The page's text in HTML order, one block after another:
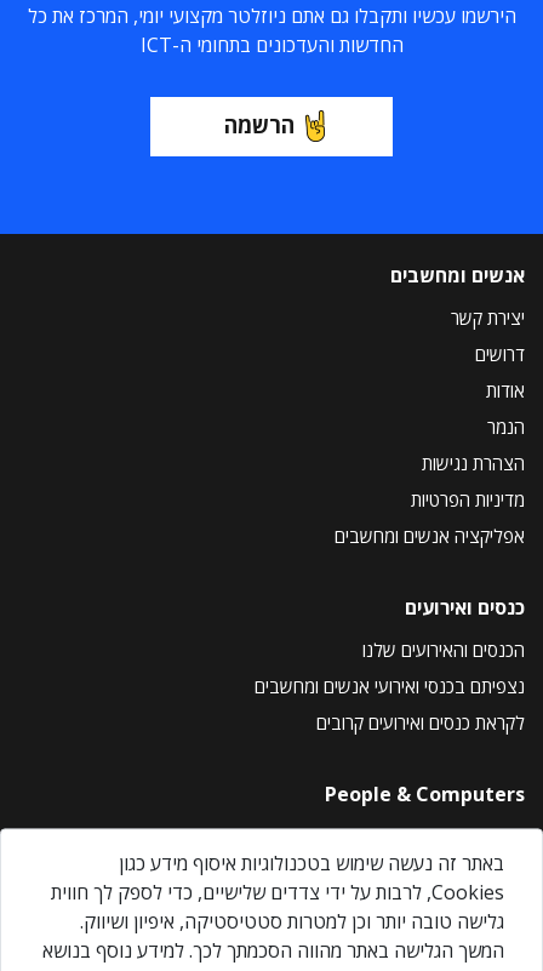
הירשמו עכשיו ותקבלו גם אתם ניוזלטר מקצועי יומי, המרכז את כל
החדשות והעדכונים בתחומי ה-ICT
הרשמה
אנשים ומחשבים
יצירת קשר
דרושים
אודות
הנמר
הצהרת נגישות
מדיניות הפרטיות
אפליקציה אנשים ומחשבים
כנסים ואירועים
הכנסים והאירועים שלנו
נצפיתם בכנסי ואירועי אנשים ומחשבים
לקראת כנסים ואירועים קרובים
People & Computers
About Us
Privacy Policy
Contact Us
Our Events
באתר זה נעשה שימוש בטכנולוגיות איסוף מידע כגון
Cookies, לרבות על ידי צדדים שלישיים, כדי לספק לך חווית
גלישה טובה יותר וכן למטרות סטטיסטיקה, איפיון ושיווק.
המשך הגלישה באתר מהווה הסכמתך לכך. למידע נוסף בנושא